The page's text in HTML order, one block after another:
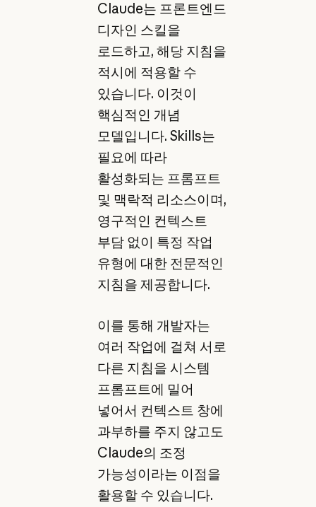
Claude는 프론트엔드
디자인 스킬을
로드하고, 해당 지침을
적시에 적용할 수
있습니다. 이것이
핵심적인 개념
모델입니다. Skills는
필요에 따라
활성화되는 프롬프트
및 맥락적 리소스이며,
영구적인 컨텍스트
부담 없이 특정 작업
유형에 대한 전문적인
지침을 제공합니다.
이를 통해 개발자는
여러 작업에 걸쳐 서로
다른 지침을 시스템
프롬프트에 밀어
넣어서 컨텍스트 창에
과부하를 주지 않고도
Claude의 조정
가능성이라는 이점을
활용할 수 있습니다.